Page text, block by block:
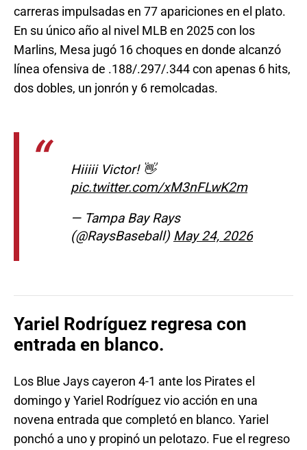
carreras impulsadas en 77 apariciones en el plato.
En su único año al nivel MLB en 2025 con los
Marlins, Mesa jugó 16 choques en donde alcanzó
línea ofensiva de .188/.297/.344 con apenas 6 hits,
dos dobles, un jonrón y 6 remolcadas.
Hiiiii Victor! 👋
pic.twitter.com/xM3nFLwK2m
— Tampa Bay Rays
(@RaysBaseball) May 24, 2026
Yariel Rodríguez regresa con
entrada en blanco.
Los Blue Jays cayeron 4-1 ante los Pirates el
domingo y Yariel Rodríguez vio acción en una
novena entrada que completó en blanco. Yariel
ponchó a uno y propinó un pelotazo. Fue el regreso